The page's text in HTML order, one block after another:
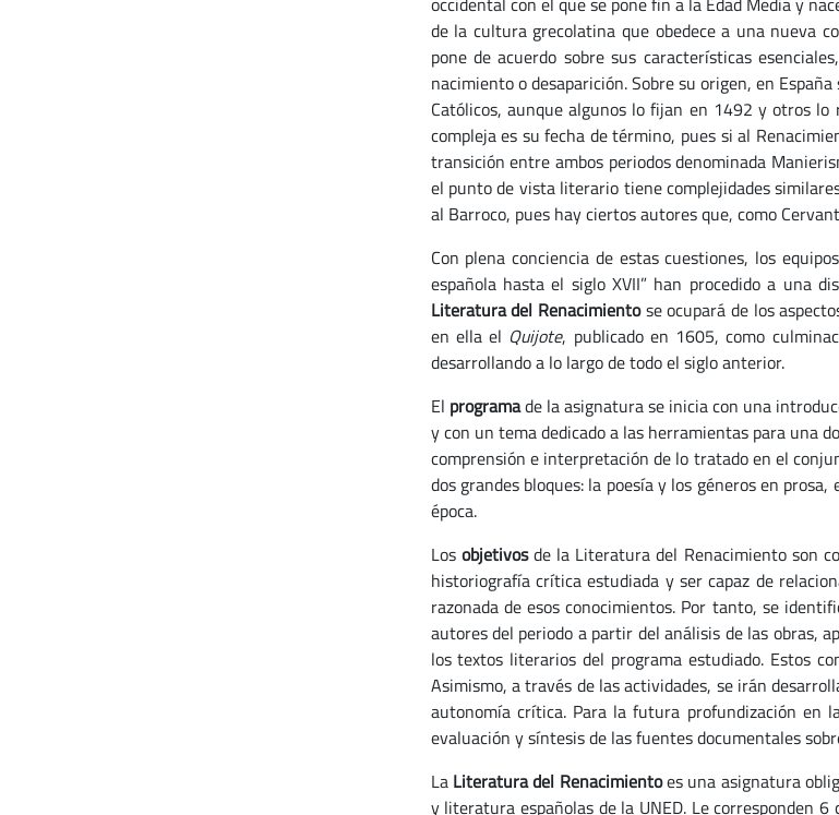
de la cultura grecolatina que obedece a una nueva
pone de acuerdo sobre sus características
nacimiento o desaparición. Sobre su origen, en
Católicos, aunque algunos lo fijan en 1492 y otros
compleja es su fecha de término, pues si al
transición entre ambos periodos denominada
el punto de vista literario tiene complejidades
al Barroco, pues hay ciertos autores que, como
Con plena conciencia de estas cuestiones, los
española hasta el siglo XVII” han procedido a una
Literatura del Renacimientose ocupará de los
en ella el Quijote, publicado en 1605, como
desarrollando a lo largo de todo el siglo anterior.
El programade la asignatura se inicia con una
y con un tema dedicado a las herramientas para una
comprensión e interpretación de lo tratado en el
dos grandes bloques: la poesía y los géneros en
época.
Los objetivosde la Literatura del Renacimiento son
historiografía crítica estudiada y ser capaz de
razonada de esos conocimientos. Por tanto, se
autores del periodo a partir del análisis de las obras,
los textos literarios del programa estudiado. Estos
Asimismo, a través de las actividades, se irán
autonomía crítica. Para la futura profundización en
evaluación y síntesis de las fuentes documentales
La Literatura del Renacimientoes una asignatura
y literatura españolas de la UNED. Le corresponden